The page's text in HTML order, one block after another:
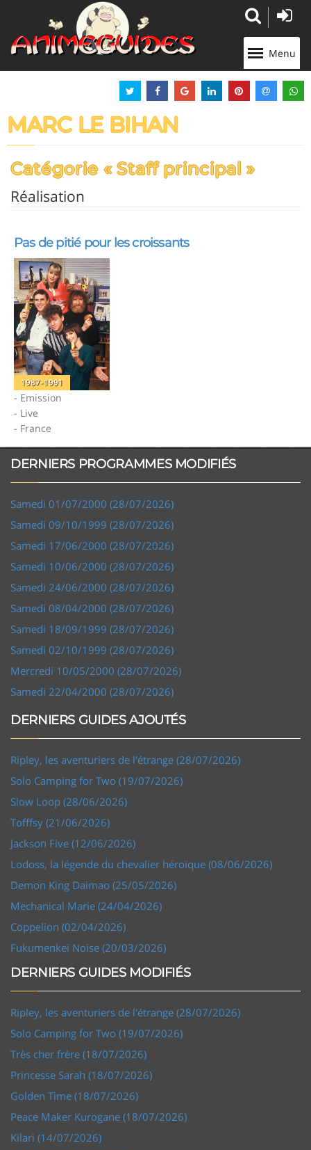
Menu
MARC LE BIHAN
Catégorie « Staff principal »
Réalisation
Pas de pitié pour les croissants
1987-1991
- Emission
- Live
- France
DERNIERS PROGRAMMES MODIFIÉS
Samedi 01/07/2000 (28/07/2026)
Samedi 09/10/1999 (28/07/2026)
Samedi 17/06/2000 (28/07/2026)
Samedi 10/06/2000 (28/07/2026)
Samedi 24/06/2000 (28/07/2026)
Samedi 08/04/2000 (28/07/2026)
Samedi 18/09/1999 (28/07/2026)
Samedi 02/10/1999 (28/07/2026)
Mercredi 10/05/2000 (28/07/2026)
Samedi 22/04/2000 (28/07/2026)
DERNIERS GUIDES AJOUTÉS
Ripley, les aventuriers de l'étrange (28/07/2026)
Solo Camping for Two (19/07/2026)
Slow Loop (28/06/2026)
Tofffsy (21/06/2026)
Jackson Five (12/06/2026)
Lodoss, la légende du chevalier héroïque (08/06/2026)
Demon King Daimao (25/05/2026)
Mechanical Marie (24/04/2026)
Coppelion (02/04/2026)
Fukumenkei Noise (20/03/2026)
DERNIERS GUIDES MODIFIÉS
Ripley, les aventuriers de l'étrange (28/07/2026)
Solo Camping for Two (19/07/2026)
Très cher frère (18/07/2026)
Princesse Sarah (18/07/2026)
Golden Time (18/07/2026)
Peace Maker Kurogane (18/07/2026)
Kilari (14/07/2026)
Panneau de gestion des cookies